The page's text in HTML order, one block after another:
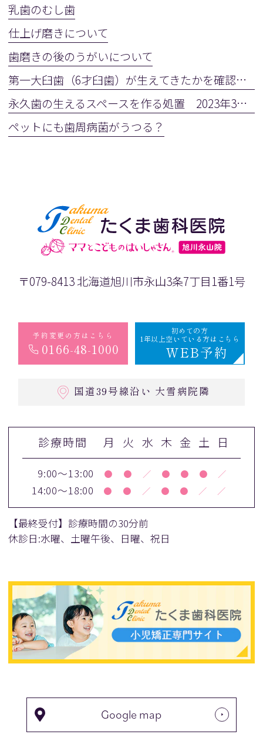
乳歯のむし歯
仕上げ磨きについて
歯磨きの後のうがいについて
第一大臼歯（6才臼歯）が生えてきたかを確認しましょう
永久歯の生えるスペースを作る処置 2023年3月28日(火)
ペットにも歯周病菌がうつる？
〒079-8413 北海道旭川市永山3条7丁目1番1号
予約変更の方はこちら
0166-48-1000
初めての方
1年以上空いている方はこちら
WEB予約
国道39号線沿い 大雪病院隣
診療時間 月 火 水 木 金 土 日
9:00～13:00 ● ● ／ ● ● ● ／
14:00～18:00 ● ● ／ ● ● ／ ／
【最終受付】診療時間の30分前
休診日:水曜、土曜午後、日曜、祝日
Google map